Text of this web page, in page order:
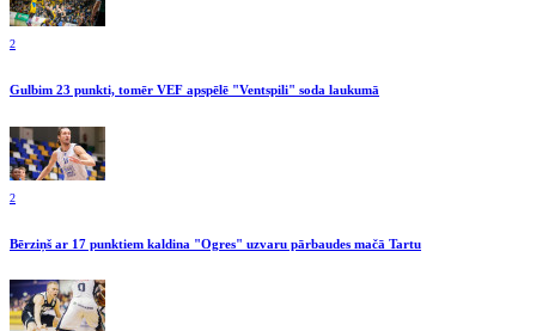
2
Gulbim 23 punkti, tomēr VEF apspēlē "Ventspili" soda laukumā
2
Bērziņš ar 17 punktiem kaldina "Ogres" uzvaru pārbaudes mačā Tartu